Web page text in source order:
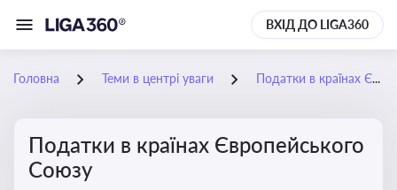
ВХІД ДО LIGA360
Головна Теми в центрі уваги Податки в країнах Європейського Союзу
Податки в країнах Європейського
Союзу